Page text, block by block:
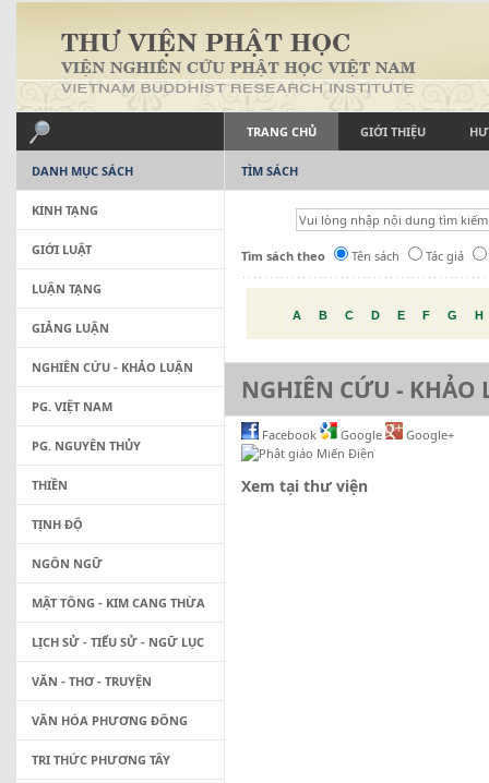
TRANG CHỦ GIỚI THIỆU
TÌM SÁCH
Tìm sách theo Tên sách Tác giả
A B C D E F G H
NGHIÊN CỨU - KHẢO
Facebook Google Google+
Xem tại thư viện
DANH MỤC SÁCH
KINH TẠNG
GIỚI LUẬT
LUẬN TẠNG
GIẢNG LUẬN
NGHIÊN CỨU - KHẢO LUẬN
PG. VIỆT NAM
PG. NGUYÊN THỦY
THIỀN
TỊNH ĐỘ
NGÔN NGỮ
MẬT TÔNG - KIM CANG THỪA
LỊCH SỬ - TIỂU SỬ - NGỮ LỤC
VĂN - THƠ - TRUYỆN
VĂN HÓA PHƯƠNG ĐÔNG
TRI THỨC PHƯƠNG TÂY